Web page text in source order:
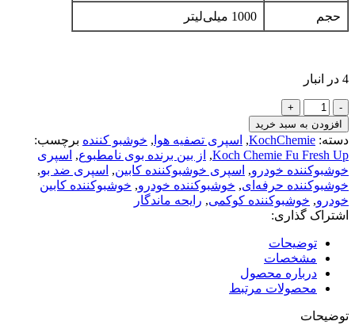
حجم 1000 میلی‌لیتر
4 در انبار
افزودن به سبد خرید
دسته: KochChemie
, اسپری تصفیه هوا , خوشبو کننده برچسب:
Koch Chemie Fu Fresh Up
, از بین برنده بوی نامطبوع, اسپری
خوشبوکننده خودرو, اسپری خوشبوکننده کابین, اسپری ضد بو,
خوشبوکننده حرفه‌ای, خوشبوکننده خودرو, خوشبوکننده کابین
خودرو, خوشبوکننده کوکمی, رایحه ماندگار
اشتراک گذاری:
توضیحات
مشخصات
درباره محصول
محصولات مرتبط
توضیحات